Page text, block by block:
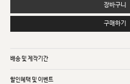
장바구니
구매하기
배송 및 제작기간
할인혜택 및 이벤트